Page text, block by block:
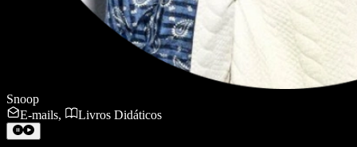
Snoop
E-mails, Livros Didáticos